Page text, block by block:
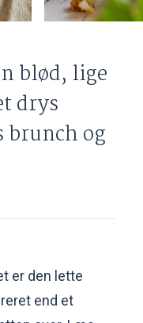
blød, lige
drys
brunch og
er den lette
end et